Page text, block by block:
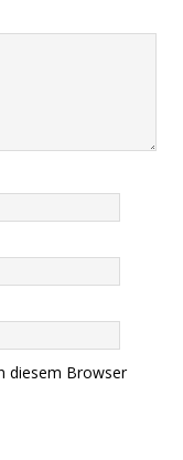
diesem Browser